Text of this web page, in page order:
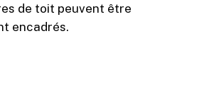
de toit peuvent être
encadrés.